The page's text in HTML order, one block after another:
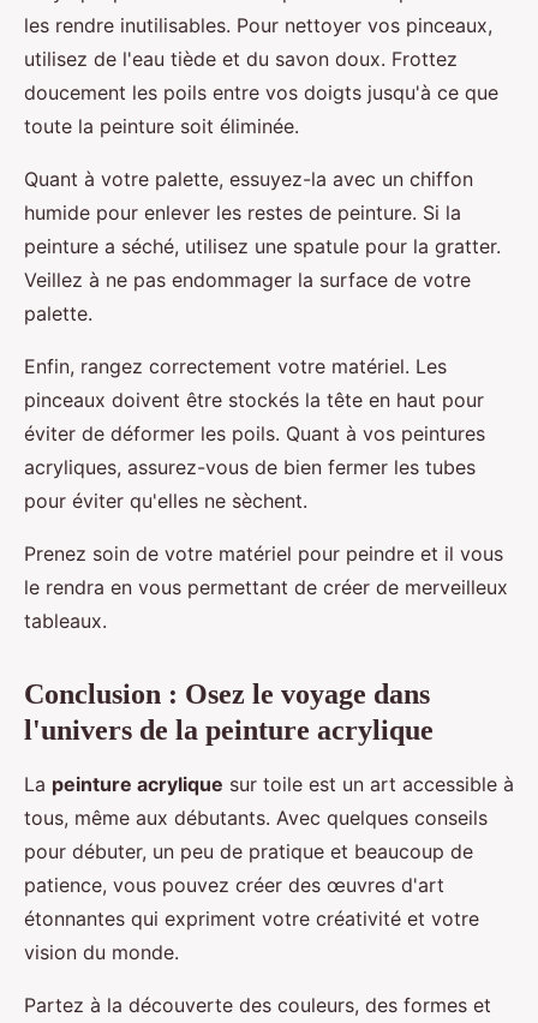
les rendre inutilisables. Pour nettoyer vos pinceaux,
utilisez de l'eau tiède et du savon doux. Frottez
doucement les poils entre vos doigts jusqu'à ce que
toute la peinture soit éliminée.
Quant à votre palette, essuyez-la avec un chiffon
humide pour enlever les restes de peinture. Si la
peinture a séché, utilisez une spatule pour la gratter.
Veillez à ne pas endommager la surface de votre
palette.
Enfin, rangez correctement votre matériel. Les
pinceaux doivent être stockés la tête en haut pour
éviter de déformer les poils. Quant à vos peintures
acryliques, assurez-vous de bien fermer les tubes
pour éviter qu'elles ne sèchent.
Prenez soin de votre matériel pour peindre et il vous
le rendra en vous permettant de créer de merveilleux
tableaux.
Conclusion : Osez le voyage dans
l'univers de la peinture acrylique
La peinture acrylique sur toile est un art accessible à
tous, même aux débutants. Avec quelques conseils
pour débuter, un peu de pratique et beaucoup de
patience, vous pouvez créer des œuvres d'art
étonnantes qui expriment votre créativité et votre
vision du monde.
Partez à la découverte des couleurs, des formes et